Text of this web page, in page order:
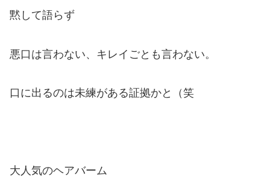
黙して語らず
悪口は言わない、キレイごとも言わない。
口に出るのは未練がある証拠かと（笑
大人気のヘアバーム